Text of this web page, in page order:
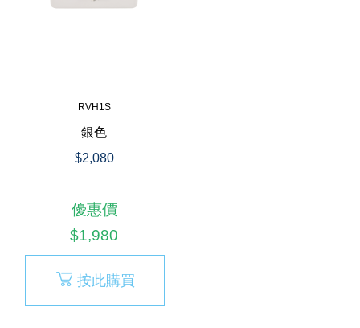
RVH1S
銀色
$2,080
優惠價
$1,980
按此購買